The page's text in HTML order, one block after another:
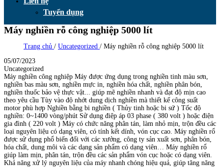
Tuyển dụng
Máy nghiền rỗ công nghiệp 5000 lít
Trang chủ / Uncategorized / Máy nghiền rỗ công nghiệp 5000 lít
05/07/2023
Uncategorized
Máy nghiền công nghiệp Máy được ứng dụng trong nghiền tinh màu sơn,
nghiền bas màu sơn, nghiền mực in, nghiền hóa chất, nghiền phân bón,
nghiền thuốc bảo vệ thực vật... giúp mẽ nghiền nhanh và đạt độ mịn cao
theo yêu cầu Tùy vào độ nhớt dung dịch nghiền mà thiết kế công suất
motor phù hợp Nghiền bằng bi nghiền ( Thủy tinh hoặc bi sứ ) Tốc độ
nghiền: 0~1400 vòng/phút Sử dụng điệp áp 03 phase ( 380 volt ) hoặc điện
gia đình ( 220 volt ) Máy có chức năng phân tán, làm nhỏ mịn, trộn đều các
loại nguyên liệu có dạng viên, có tính kết dính, vón cục cao. Máy nghiền rổ
được sử dụng phổ biến đối với các xưởng, công ty sản xuất sơn, phân bón,
hóa chất, dung môi và các dạng sản phẩm có dạng viên… Máy nghiền rổ
giúp làm mịn, phân tán, trộn đều các sản phẩm vón cục hoặc có dạng viên.
Khả năng xử lý nguyên liệu của máy nhanh chóng hiệu quả, giúp tăng năng